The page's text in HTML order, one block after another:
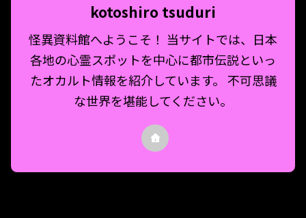
kotoshiro tsuduri
怪異資料館へようこそ！ 当サイトでは、日本
各地の心霊スポットを中心に都市伝説といっ
たオカルト情報を紹介しています。 不可思議
な世界を堪能してください。